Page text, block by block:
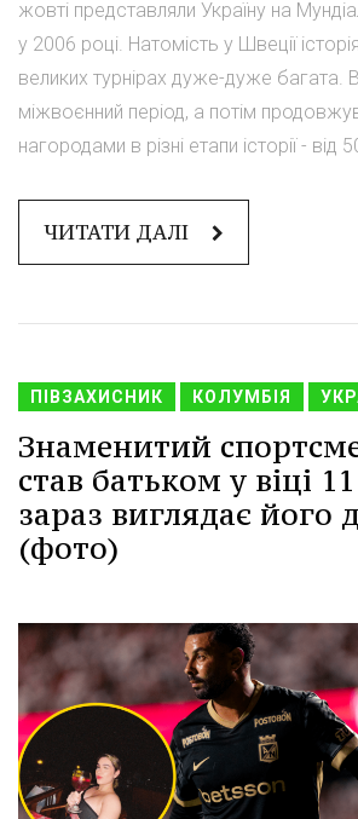
жовті представляли Україну на
у 2006 році. Натомість у Швеції
великих турнірах дуже-дуже багата.
міжвоєнний період, а потім
нагородами в різні етапи історії - від
ЧИТАТИ ДАЛІ
ПІВЗАХИСНИК КОЛУМБІЯ
Знаменитий
став батьком у віці
зараз виглядає його
(фото)